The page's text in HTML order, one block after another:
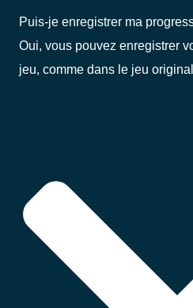
Puis-je enregistrer ma
Oui, vous pouvez enregistrer
jeu, comme dans le jeu original.